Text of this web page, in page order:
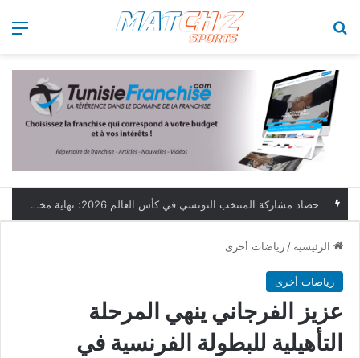
الرئيسية / رياضات أخرى
رياضات أخرى
عزيز الفرجاني ينهي المرحلة
التأهيلية للبطولة الفرنسية في